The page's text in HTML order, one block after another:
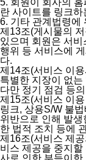
란 사이트를 링크하
6. 기타 관계법령에
제13조(게시물의
있으며 회원은 서
행위 등 서비스에
다.
제14조(서비스 이
특별한 지장이 없
다만 정기 점검 등
제15조(서비스 이
링크, 상용S/W 불
위반으로 인해 발생
한 법적 조치 등에
제16조(서비스 제
비스 제공을 중지할
사로 인한 부득이한